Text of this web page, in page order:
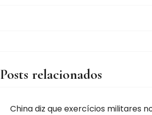
Posts relacionados
China diz que exercícios militares